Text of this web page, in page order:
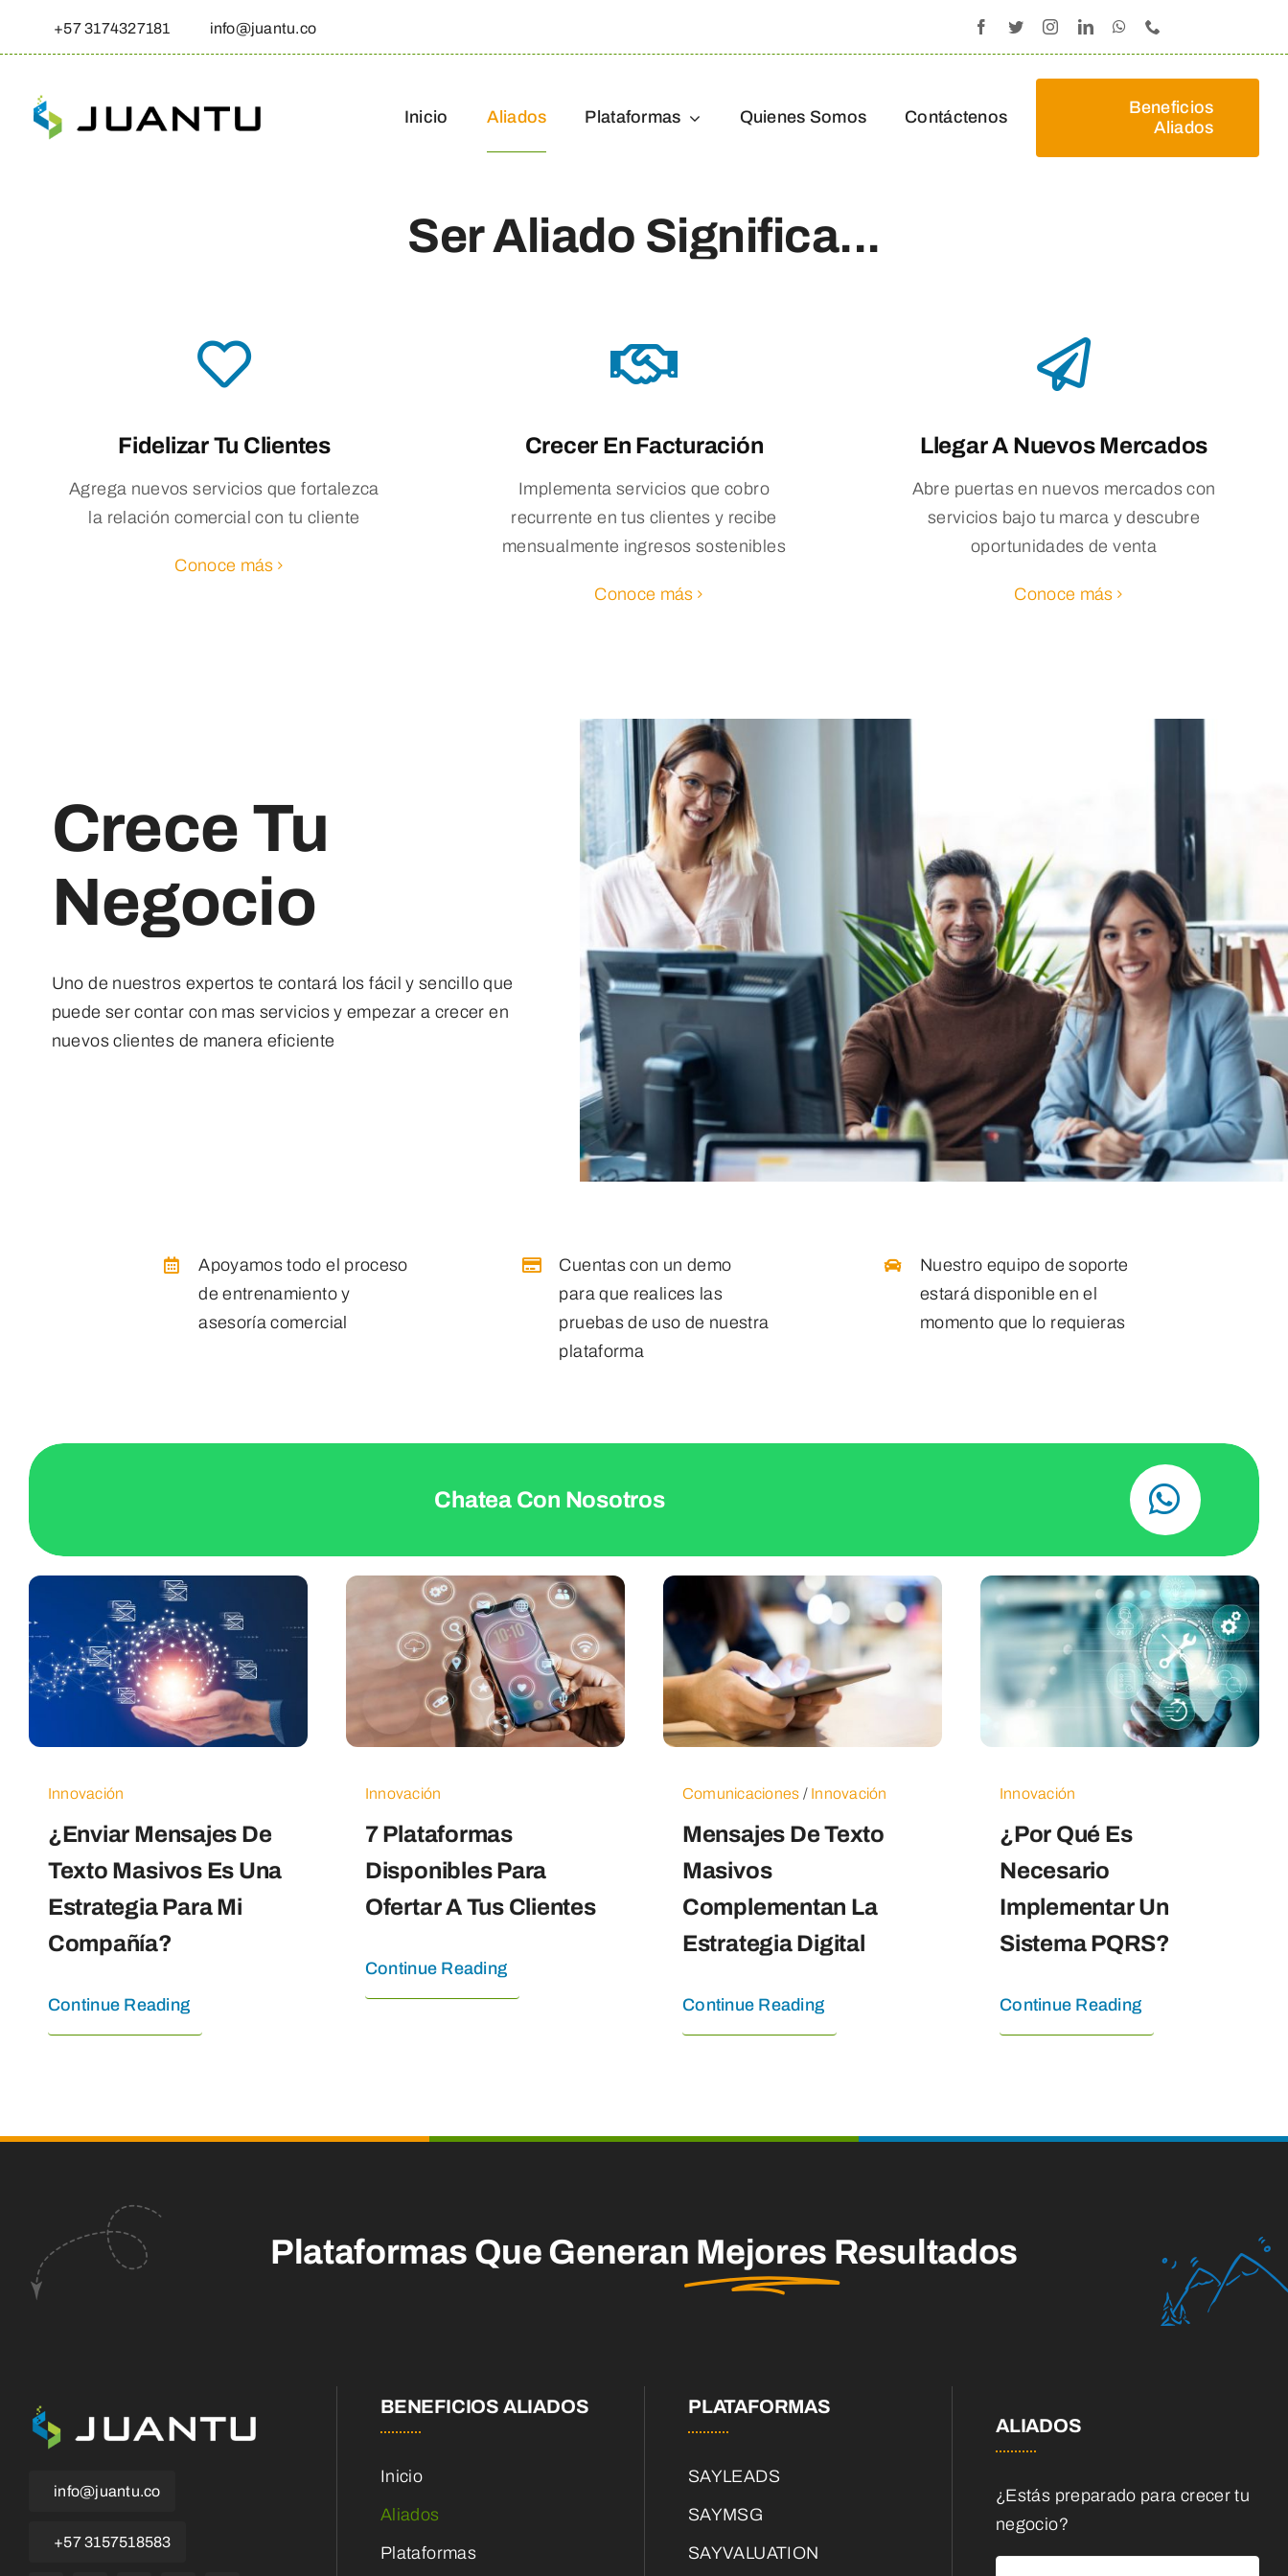
+57 3174327181 info@juantu.co
Inicio Aliados Plataformas Quienes Somos Contáctenos
Beneficios
Aliados
Ser Aliado Significa...
Fidelizar Tu Clientes
Agrega nuevos servicios que fortalezca
la relación comercial con tu cliente
Conoce más
Crecer En Facturación
Implementa servicios que cobro
recurrente en tus clientes y recibe
mensualmente ingresos sostenibles
Conoce más
Llegar A Nuevos Mercados
Abre puertas en nuevos mercados con
servicios bajo tu marca y descubre
oportunidades de venta
Conoce más
Crece Tu
Negocio
Uno de nuestros expertos te contará los fácil y sencillo que
puede ser contar con mas servicios y empezar a crecer en
nuevos clientes de manera eficiente
Apoyamos todo el proceso
de entrenamiento y
asesoría comercial
Cuentas con un demo
para que realices las
pruebas de uso de nuestra
plataforma
Nuestro equipo de soporte
estará disponible en el
momento que lo requieras
Chatea Con Nosotros
Innovación
¿Enviar Mensajes De
Texto Masivos Es Una
Estrategia Para Mi
Compañía?
Continue Reading
Innovación
7 Plataformas
Disponibles Para
Ofertar A Tus Clientes
Continue Reading
Comunicaciones / Innovación
Mensajes De Texto
Masivos
Complementan La
Estrategia Digital
Continue Reading
Innovación
¿Por Qué Es
Necesario
Implementar Un
Sistema PQRS?
Continue Reading
Plataformas Que Generan Mejores Resultados
info@juantu.co
+57 3157518583
BENEFICIOS ALIADOS
Inicio
Aliados
Plataformas
PLATAFORMAS
SAYLEADS
SAYMSG
SAYVALUATION
ALIADOS
¿Estás preparado para crecer tu
negocio?